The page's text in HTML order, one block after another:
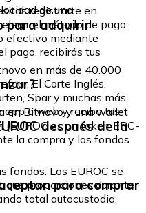
de una
registrarte en
el método de pago:
efectivo mediante
pago, recibirás tus
para adquirir
en más de 40.000
El Corte Inglés,
Spar y muchas más.
app o web y recibe tus
en Bitnovo y una wallet
es un token ERC-
la compra y los fondos
después de la
fondos. Los EUROC se
proporciones durante
total autocustodia.
para comprar